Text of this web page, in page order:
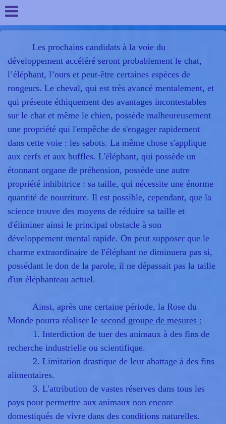
Les prochains candidats à la voie du
développement accéléré seront probablement le chat,
l’éléphant, l’ours et peut-être certaines espèces de
rongeurs. Le cheval, qui est très avancé mentalement, et
qui présente éthiquement des avantages incontestables
sur le chat et même le chien, possède malheureusement
une propriété qui l'empêche de s'engager rapidement
dans cette voie : les sabots. La même chose s'applique
aux cerfs et aux buffles. L'éléphant, qui possède un
étonnant organe de préhension, possède une autre
propriété inhibitrice : sa taille, qui nécessite une énorme
quantité de nourriture. Il est possible, cependant, que la
science trouve des moyens de réduire sa taille et
d'éliminer ainsi le principal obstacle à son
développement mental rapide. On peut supposer que le
charme extraordinaire de l'éléphant ne diminuera pas si,
possédant le don de la parole, il ne dépassait pas la taille
d'un éléphanteau actuel.
Ainsi, après une certaine période, la Rose du
Monde pourra réaliser le second groupe de mesures :
1. Interdiction de tuer des animaux à des fins de
recherche industrielle ou scientifique.
2. Limitation drastique de leur abattage à des fins
alimentaires.
3. L'attribution de vastes réserves dans tous les
pays pour permettre aux animaux non encore
domestiqués de vivre dans des conditions naturelles.